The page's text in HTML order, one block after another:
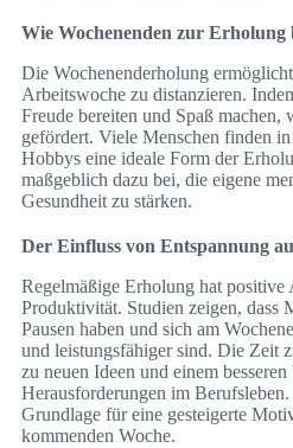
Wie Wochenenden zur Erholung
Die Wochenenderholung
Arbeitswoche zu distanzieren.
Freude bereiten und Spaß machen,
gefördert. Viele Menschen finden
Hobbys eine ideale Form der
maßgeblich dazu bei, die eigene
Gesundheit zu stärken.
Der Einfluss von Entspannung
Regelmäßige Erholung hat
Produktivität. Studien zeigen, dass
Pausen haben und sich am
und leistungsfähiger sind. Die Zeit
zu neuen Ideen und einem
Herausforderungen im
Grundlage für eine gesteigerte
kommenden Woche.